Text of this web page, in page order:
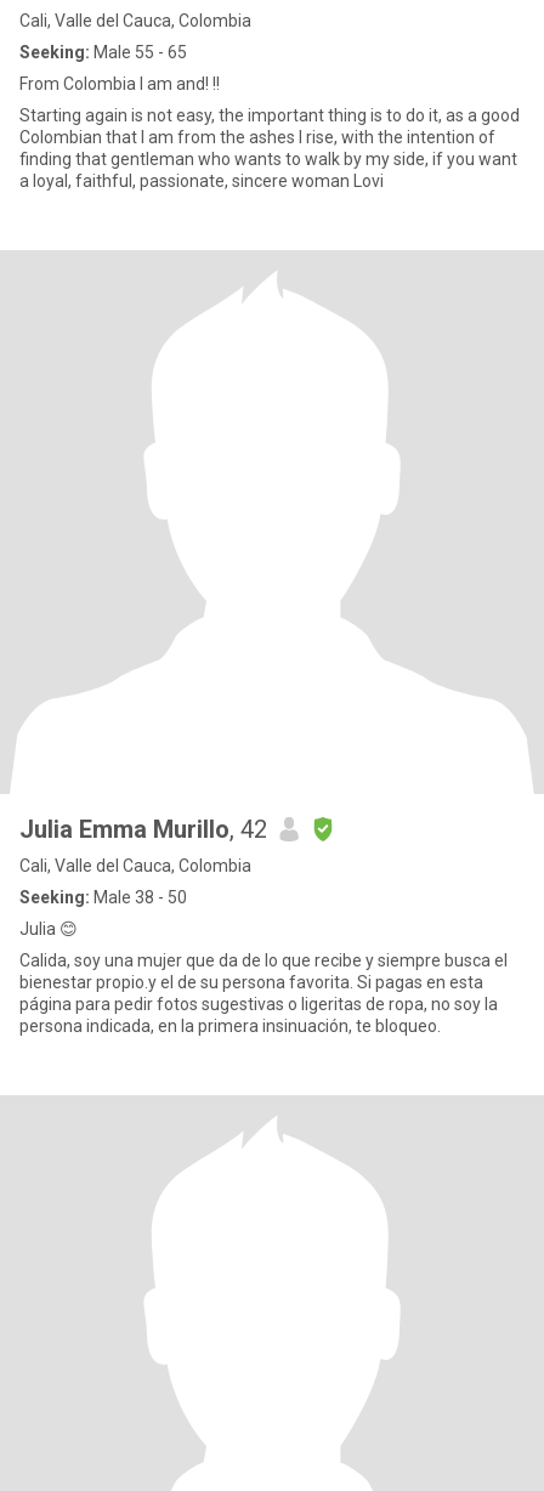
Cali, Valle del Cauca, Colombia
Seeking: Male 55 - 65
From Colombia I am and! !!
Starting again is not easy, the important thing is to do it, as a good
Colombian that I am from the ashes I rise, with the intention of
finding that gentleman who wants to walk by my side, if you want
a loyal, faithful, passionate, sincere woman Lovi
Julia Emma Murillo, 42
Cali, Valle del Cauca, Colombia
Seeking: Male 38 - 50
Julia 😊
Calida, soy una mujer que da de lo que recibe y siempre busca el
bienestar propio.y el de su persona favorita. Si pagas en esta
página para pedir fotos sugestivas o ligeritas de ropa, no soy la
persona indicada, en la primera insinuación, te bloqueo.